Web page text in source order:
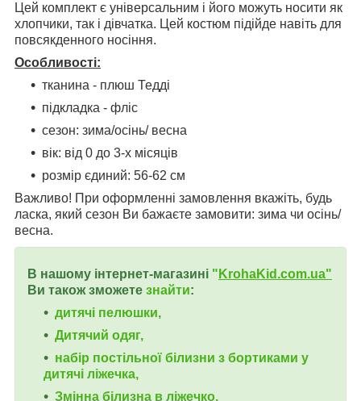
Цей комплект є універсальним і його можуть носити як
хлопчики, так і дівчатка. Цей костюм підійде навіть для
повсякденного носіння.
Особливості:
тканина - плюш Тедді
підкладка - фліс
сезон: зима/осінь/ весна
вік: від 0 до 3-х місяців
розмір єдиний: 56-62 см
Важливо! При оформленні замовлення вкажіть, будь
ласка, який сезон Ви бажаєте замовити: зима чи осінь/
весна.
В нашому інтернет-магазині " KrohaKid.com.ua"
Ви також зможете знайти:
дитячі пелюшки,
Дитячий одяг,
набір постільної білизни з бортиками у
дитячі ліжечка,
Змінна білизна в ліжечко,